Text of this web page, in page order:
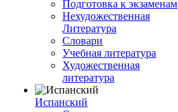
Подготовка к экзаменам
Нехудожественная
Литература
Словари
Учебная литература
Художественная
литература
Испанский